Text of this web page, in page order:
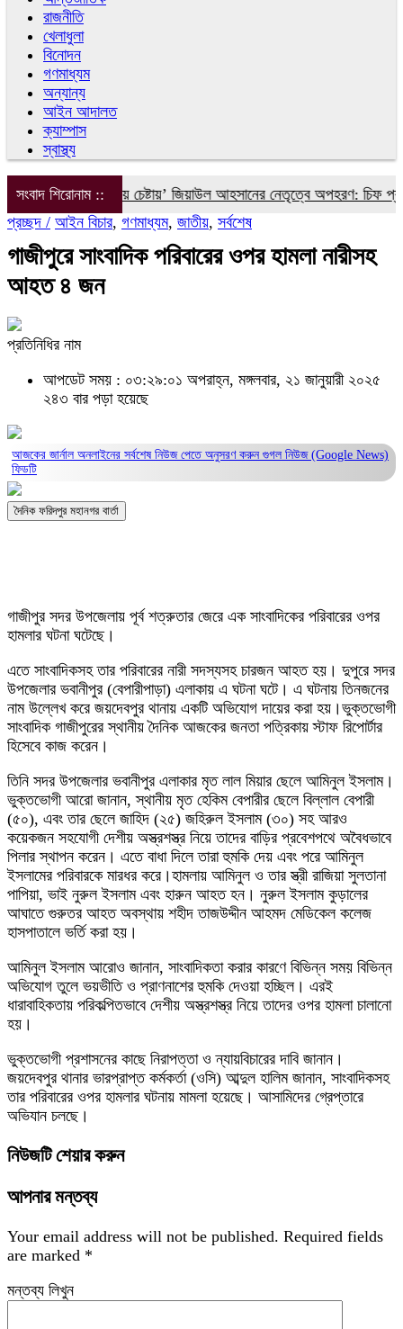
রাজনীতি
খেলাধুলা
বিনোদন
গণমাধ্যম
অন্যান্য
আইন আদালত
ক্যাম্পাস
স্বাস্থ্য
সংবাদ শিরোনাম ::
আলীকে ‘দ্বিতীয় চেষ্টায়’ জিয়াউল আহসানের নেতৃত্বে অপহরণ: চিফ
প্রচ্ছদ / আইন বিচার, গণমাধ্যম, জাতীয়, সর্বশেষ
গাজীপুরে সাংবাদিক পরিবারের ওপর হামলা নারীসহ
আহত ৪ জন
প্রতিনিধির নাম
আপডেট সময় : ০৩:২৯:০১ অপরাহ্ন, মঙ্গলবার, ২১ জানুয়ারী ২০২৫
২৪৩ বার পড়া হয়েছে
আজকের জার্নাল অনলাইনের সর্বশেষ নিউজ পেতে অনুসরণ করুন গুগল নিউজ (Google News)
ফিডটি
দৈনিক ফরিদপুর মহানগর বার্তা
গাজীপুর সদর উপজেলায় পূর্ব শত্রুতার জেরে এক সাংবাদিকের পরিবারের ওপর
হামলার ঘটনা ঘটেছে।
এতে সাংবাদিকসহ তার পরিবারের নারী সদস্যসহ চারজন আহত হয়। দুপুরে সদর
উপজেলার ভবানীপুর (বেপারীপাড়া) এলাকায় এ ঘটনা ঘটে। এ ঘটনায় তিনজনের
নাম উল্লেখ করে জয়দেবপুর থানায় একটি অভিযোগ দায়ের করা হয়।ভুক্তভোগী
সাংবাদিক গাজীপুরের স্থানীয় দৈনিক আজকের জনতা পত্রিকায় স্টাফ রিপোর্টার
হিসেবে কাজ করেন।
তিনি সদর উপজেলার ভবানীপুর এলাকার মৃত লাল মিয়ার ছেলে আমিনুল ইসলাম।
ভুক্তভোগী আরো জানান, স্থানীয় মৃত হেকিম বেপারীর ছেলে বিল্লাল বেপারী
(৫০), এবং তার ছেলে জাহিদ (২৫) জহিরুল ইসলাম (৩০) সহ আরও
কয়েকজন সহযোগী দেশীয় অস্ত্রশস্ত্র নিয়ে তাদের বাড়ির প্রবেশপথে অবৈধভাবে
পিলার স্থাপন করেন। এতে বাধা দিলে তারা হুমকি দেয় এবং পরে আমিনুল
ইসলামের পরিবারকে মারধর করে।হামলায় আমিনুল ও তার স্ত্রী রাজিয়া সুলতানা
পাপিয়া, ভাই নুরুল ইসলাম এবং হারুন আহত হন। নুরুল ইসলাম কুড়ালের
আঘাতে গুরুতর আহত অবস্থায় শহীদ তাজউদ্দীন আহমদ মেডিকেল কলেজ
হাসপাতালে ভর্তি করা হয়।
আমিনুল ইসলাম আরোও জানান, সাংবাদিকতা করার কারণে বিভিন্ন সময় বিভিন্ন
অভিযোগ তুলে ভয়ভীতি ও প্রাণনাশের হুমকি দেওয়া হচ্ছিল। এরই
ধারাবাহিকতায় পরিকল্পিতভাবে দেশীয় অস্ত্রশস্ত্র নিয়ে তাদের ওপর হামলা চালানো
হয়।
ভুক্তভোগী প্রশাসনের কাছে নিরাপত্তা ও ন্যায়বিচারের দাবি জানান।
জয়দেবপুর থানার ভারপ্রাপ্ত কর্মকর্তা (ওসি) আব্দুল হালিম জানান, সাংবাদিকসহ
তার পরিবারের ওপর হামলার ঘটনায় মামলা হয়েছে। আসামিদের গ্রেপ্তারে
অভিযান চলছে।
নিউজটি শেয়ার করুন
আপনার মন্তব্য
Your email address will not be published. Required fields
are marked *
মন্তব্য লিখুন